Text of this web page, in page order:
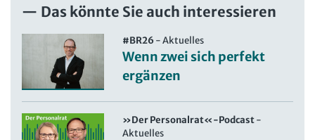
Das könnte Sie auch interessieren
#BR26-Aktuelles
Wenn zwei sich perfekt
ergänzen
»Der Personalrat«-Podcast-
Aktuelles